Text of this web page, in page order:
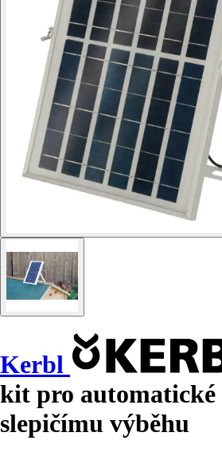
Kerbl
kit pro
slepičímu výběhu